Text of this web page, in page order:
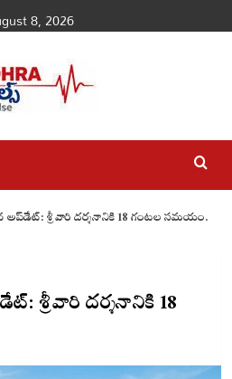
8, 2026
అప్‌డేట్: శ్రీవారి దర్శనానికి 18 గంటల సమయం.
శ్రీవారి దర్శనానికి 18